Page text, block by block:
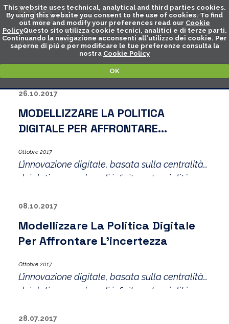
This website uses technical, analytical and third parties cookies.
By using this website you consent to the use of cookies. To find
out more and modify your preferences read our Cookie
PolicyQuesto sito utilizza cookie tecnici, analitici e di terze parti.
Continuando la navigazione acconsenti all'utilizzo dei cookie. Per
saperne di piú e per modificare le tue preferenze consulta la
nostra Cookie Policy
OK
ARCHIVIO
26.10.2017
MODELLIZZARE LA POLITICA
DIGITALE PER AFFRONTARE
Ottobre 2017
L’innovazione digitale, basata sulla centralità
dei dati, apre un’era di infinite potenzialità, ma
radicalmente i modi dell’organizzazione
sociale, di produrre e di distribuire: in una
08.10.2017
Modellizzare La Politica Digitale
Per Affrontare L’incertezza
Ottobre 2017
L’innovazione digitale, basata sulla centralità
dei dati, apre un’era di infinite potenzialità, ma
radicalmente i modi dell’organizzazione
28.07.2017